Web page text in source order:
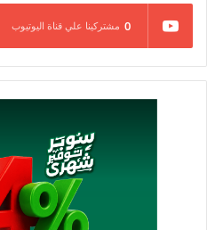
0 مشتركينا علي قناة اليوتيوب